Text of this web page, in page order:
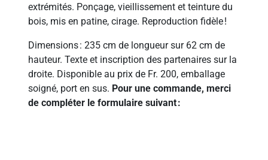
extrémités. Ponçage, vieillissement et teinture du
bois, mis en patine, cirage. Reproduction fidèle !
Dimensions : 235 cm de longueur sur 62 cm de
hauteur. Texte et inscription des partenaires sur la
droite. Disponible au prix de Fr. 200, emballage
soigné, port en sus. Pour une commande, merci
de compléter le formulaire suivant :